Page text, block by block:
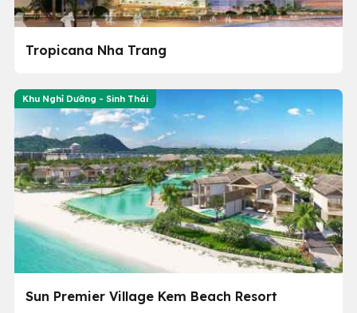
Tropicana Nha Trang
Khu Nghỉ Dưỡng - Sinh Thái
Sun Premier Village Kem Beach Resort